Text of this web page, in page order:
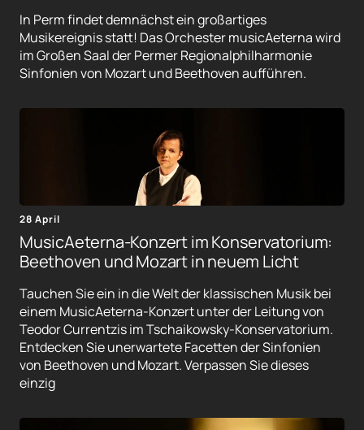
In Perm findet demnächst ein großartiges
Musikereignis statt! Das Orchester musicAeterna wird
im Großen Saal der Permer Regionalphilharmonie
Sinfonien von Mozart und Beethoven aufführen.
28 April
MusicAeterna-Konzert im Konservatorium:
Beethoven und Mozart in neuem Licht
Tauchen Sie ein in die Welt der klassischen Musik bei
einem MusicAeterna-Konzert unter der Leitung von
Teodor Currentzis im Tschaikowsky-Konservatorium.
Entdecken Sie unerwartete Facetten der Sinfonien
von Beethoven und Mozart. Verpassen Sie dieses
einzig